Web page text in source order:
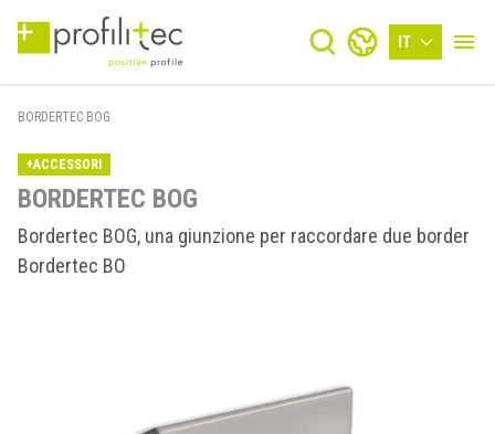
IT
BORDERTEC BOG
+ACCESSORI
BORDERTEC BOG
Bordertec BOG, una giunzione per raccordare due border
Bordertec BO